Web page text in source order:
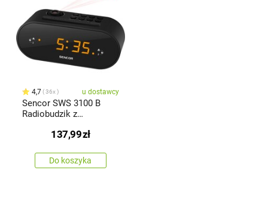
4,7 36x u dostawcy
Sencor SWS 3100 B
Radiobudzik z
137,99zł
Do koszyka